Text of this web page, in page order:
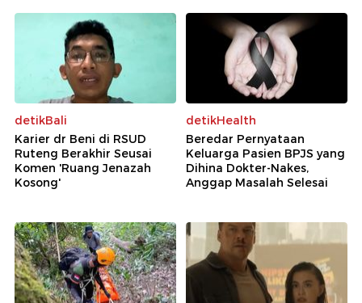
detikBali
Karier dr Beni di RSUD
Ruteng Berakhir Seusai
Komen 'Ruang Jenazah
Kosong'
detikHealth
Beredar Pernyataan
Keluarga Pasien BPJS yang
Dihina Dokter-Nakes,
Anggap Masalah Selesai